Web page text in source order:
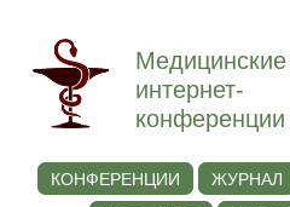
Медицинские
интернет-
конференции
КОНФЕРЕНЦИИ ЖУРНАЛ